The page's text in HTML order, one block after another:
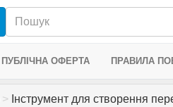
ПУБЛІЧНА ОФЕРТА ПРАВИЛА
> Інструмент для створення